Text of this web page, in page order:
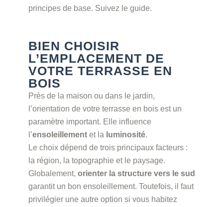
principes de base. Suivez le guide.
BIEN CHOISIR
L’EMPLACEMENT DE
VOTRE TERRASSE EN
BOIS
Près de la maison ou dans le jardin,
l’orientation de votre terrasse en bois est un
paramètre important. Elle influence
l’ensoleillementet la luminosité.
Le choix dépend de trois principaux facteurs :
la région, la topographie et le paysage.
Globalement, orienter la structure vers le sud
garantit un bon ensoleillement. Toutefois, il faut
privilégier une autre option si vous habitez